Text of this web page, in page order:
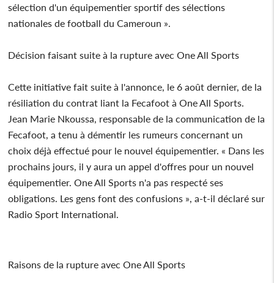
sélection d'un équipementier sportif des sélections
nationales de football du Cameroun ».
Décision faisant suite à la rupture avec One All Sports
Cette initiative fait suite à l'annonce, le 6 août dernier, de la
résiliation du contrat liant la Fecafoot à One All Sports.
Jean Marie Nkoussa, responsable de la communication de la
Fecafoot, a tenu à démentir les rumeurs concernant un
choix déjà effectué pour le nouvel équipementier. « Dans les
prochains jours, il y aura un appel d'offres pour un nouvel
équipementier. One All Sports n'a pas respecté ses
obligations. Les gens font des confusions », a-t-il déclaré sur
Radio Sport International.
Raisons de la rupture avec One All Sports